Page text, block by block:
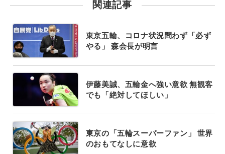
関連記事
東京五輪、コロナ状況問わず「必ず
やる」 森会長が明言
伊藤美誠、五輪金へ強い意欲 無観客
でも「絶対してほしい」
東京の「五輪スーパーファン」 世界
のおもてなしに意欲